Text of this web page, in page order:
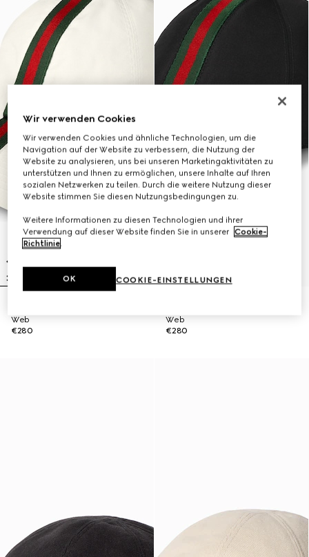
Web
€280
Web
€280
Wir verwenden Cookies
Wir verwenden Cookies und ähnliche Technologien, um die
Navigation auf der Website zu verbessern, die Nutzung der
Website zu analysieren, uns bei unseren Marketingaktivitäten zu
unterstützen und Ihnen zu ermöglichen, unsere Inhalte auf Ihren
sozialen Netzwerken zu teilen. Durch die weitere Nutzung dieser
Website stimmen Sie diesen Nutzungsbedingungen zu.
Weitere Informationen zu diesen Technologien und ihrer
Verwendung auf dieser Website finden Sie in unserer Cookie-
Richtlinie.
COOKIE-EINSTELLUNGEN
OK